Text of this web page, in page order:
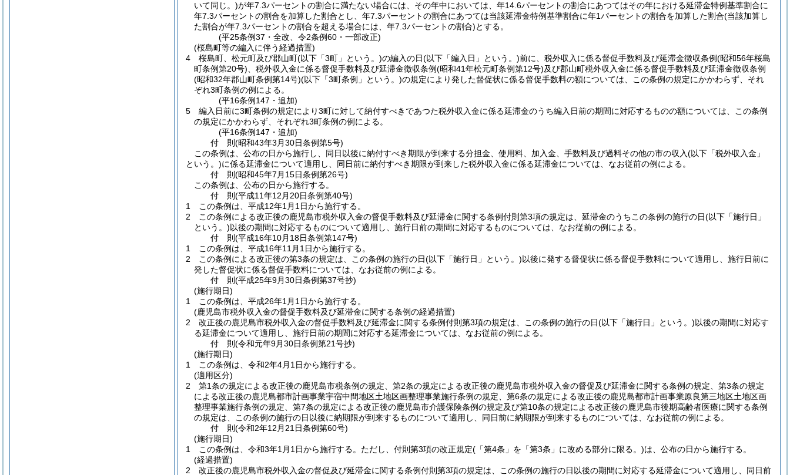
いて同じ。)が年7.3パーセントの割合に満たない場合には、その年中においては、年14.6パーセントの割合にあつてはその年における延滞金特例基準割合に
年7.3パーセントの割合を加算した割合とし、年7.3パーセントの割合にあつては当該延滞金特例基準割合に年1パーセントの割合を加算した割合(当該加算し
た割合が年7.3パーセントの割合を超える場合には、年7.3パーセントの割合)とする。
(平25条例37・全改、令2条例60・一部改正)
(桜島町等の編入に伴う経過措置)
4
桜島町、松元町及び郡山町(以下「3町」という。)の編入の日(以下「編入日」という。)前に、税外収入に係る督促手数料及び延滞金徴収条例(昭和56年桜島
町条例第20号) 、税外収入金に係る督促手数料及び延滞金徴収条例(昭和41年松元町条例第12号)及び郡山町税外収入金に係る督促手数料及び延滞金徴収条例
(昭和32年郡山町条例第14号)(以下「3町条例」という。)の規定により発した督促状に係る督促手数料の額については、この条例の規定にかかわらず、それ
ぞれ3町条例の例による。
(平16条例147・追加)
5
編入日前に3町条例の規定により3町に対して納付すべきであつた税外収入金に係る延滞金のうち編入日前の期間に対応するものの額については、この条例
の規定にかかわらず、それぞれ3町条例の例による。
(平16条例147・追加)
付 則(昭和43年3月30日条例第5号)
この条例は、公布の日から施行し、同日以後に納付すべき期限が到来する分担金、使用料、加入金、手数料及び過料その他の市の収入(以下「税外収入金」
という。)に係る延滞金について適用し、同日前に納付すべき期限が到来した税外収入金に係る延滞金については、なお従前の例による。
付 則(昭和45年7月15日条例第26号)
この条例は、公布の日から施行する。
付 則(平成11年12月20日条例第40号)
1
この条例は、平成12年1月1日から施行する。
2
この条例による改正後の鹿児島市税外収入金の督促手数料及び延滞金に関する条例付則第3項の規定は、延滞金のうちこの条例の施行の日(以下「施行日」
という。)以後の期間に対応するものについて適用し、施行日前の期間に対応するものについては、なお従前の例による。
付 則(平成16年10月18日条例第147号)
1
この条例は、平成16年11月1日から施行する。
2
この条例による改正後の第3条の規定は、この条例の施行の日(以下「施行日」という。)以後に発する督促状に係る督促手数料について適用し、施行日前に
発した督促状に係る督促手数料については、なお従前の例による。
付 則(平成25年9月30日条例第37号抄)
(施行期日)
1
この条例は、平成26年1月1日から施行する。
(鹿児島市税外収入金の督促手数料及び延滞金に関する条例の経過措置)
2
改正後の鹿児島市税外収入金の督促手数料及び延滞金に関する条例付則第3項の規定は、この条例の施行の日(以下「施行日」という。)以後の期間に対応す
る延滞金について適用し、施行日前の期間に対応する延滞金については、なお従前の例による。
付 則(令和元年9月30日条例第21号抄)
(施行期日)
1
この条例は、令和2年4月1日から施行する。
(適用区分)
2
第1条の規定による改正後の鹿児島市税条例の規定、第2条の規定による改正後の鹿児島市税外収入金の督促及び延滞金に関する条例の規定、第3条の規定
による改正後の鹿児島都市計画事業宇宿中間地区土地区画整理事業施行条例の規定、第6条の規定による改正後の鹿児島都市計画事業原良第三地区土地区画
整理事業施行条例の規定、第7条の規定による改正後の鹿児島市介護保険条例の規定及び第10条の規定による改正後の鹿児島市後期高齢者医療に関する条例
の規定は、この条例の施行の日以後に納期限が到来するものについて適用し、同日前に納期限が到来するものについては、なお従前の例による。
付 則(令和2年12月21日条例第60号)
(施行期日)
1
この条例は、令和3年1月1日から施行する。 ただし、付則第3項の改正規定(「第4条」を「第3条」に改める部分に限る。)は、公布の日から施行する。
(経過措置)
2
改正後の鹿児島市税外収入金の督促及び延滞金に関する条例付則第3項の規定は、この条例の施行の日以後の期間に対応する延滞金について適用し、同日前